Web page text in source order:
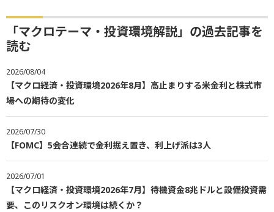
「マクロテーマ・投資環境解説」の過去記事を
読む
2026/08/04
【マクロ経済・投資環境2026年8月】高止まりする米金利と株式市
場への期待の変化
2026/07/30
【FOMC】5会合連続で金利据え置き、利上げ派は3人
2026/07/01
【マクロ経済・投資環境2026年7月】待機資金8兆ドルと設備投資需
要、このリスクオン環境は続くか？